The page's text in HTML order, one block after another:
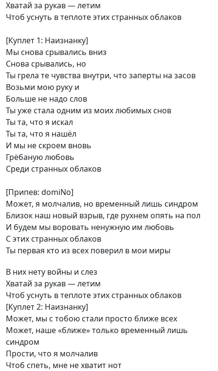
Хватай за рукав — летим
Чтоб уснуть в теплоте этих странных облаков
[Куплет 1: ​Наизнанку]
Мы снова срывались вниз
Снова срывались, но
Ты грела те чувства внутри, что заперты на засов
Возьми мою руку и
Больше не надо слов
Ты уже стала одним из моих любимых снов
Ты та, что я искал
Ты та, что я нашёл
И мы не скроем вновь
Грёбаную любовь
Среди странных облаков
[Припев: ​domiNo]
Может, я молчалив, но временный лишь синдром
Близок наш новый взрыв, где рухнем опять на пол
И будем мы воровать ненужную им любовь
С этих странных облаков
Ты первая кто из всех поверил в мои миры
В них нету войны и слез
Хватай за рукав — летим
Чтоб уснуть в теплоте этих странных облаков
[Куплет 2: ​Наизнанку]
Может, мы с тобою стали просто ближе всех
Может, наше «ближе» только временный лишь
синдром
Прости, что я молчалив
Чтоб спеть, мне не хватит нот